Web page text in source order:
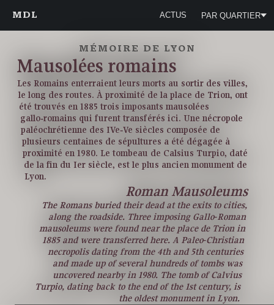
MDL ACTUS PAR QUARTIER
MÉMOIRE DE LYON
Mausolées romains
Les Romains enterraient leurs morts au sortir des villes,
le long des routes. À proximité de la place de Trion, ont
été trouvés en 1885 trois imposants mausolées
gallo‑romains qui furent transférés ici. Une nécropole
paléochrétienne des IVe‑Ve siècles composée de
plusieurs centaines de sépultures a été dégagée à
proximité en 1980. Le tombeau de Calsius Turpio, daté
de la fin du Ier siècle, est le plus ancien monument de
Lyon.
Roman Mausoleums
The Romans buried their dead at the exits to cities,
along the roadside. Three imposing Gallo‑Roman
mausoleums were found near the place de Trion in
1885 and were transferred here. A Paleo‑Christian
necropolis dating from the 4th and 5th centuries
and made up of several hundreds of tombs was
uncovered nearby in 1980. The tomb of Calvius
Turpio, dating back to the end of the 1st century, is
the oldest monument in Lyon.